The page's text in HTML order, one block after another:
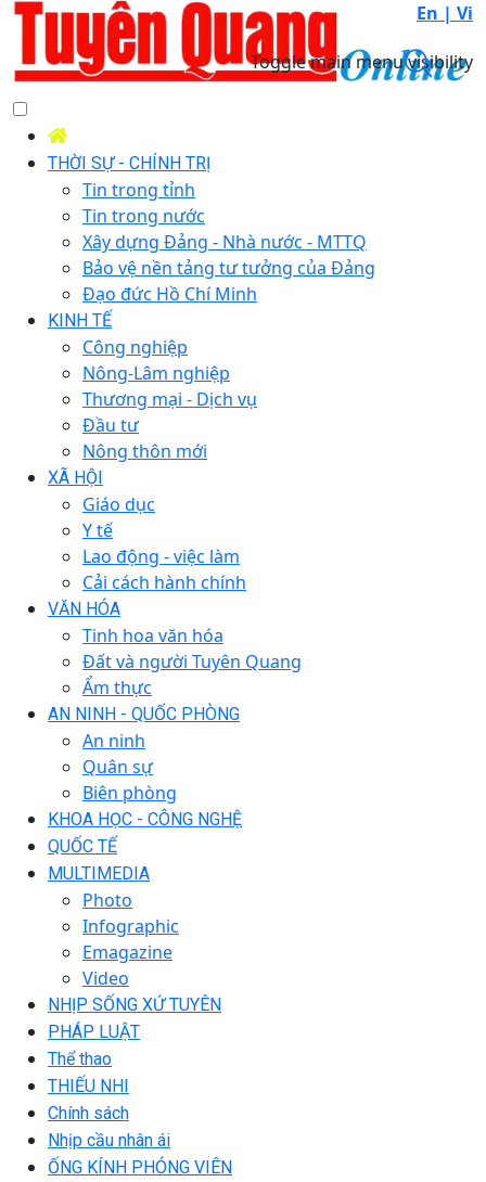
En | Vi
Toggle main menu visibility
THỜI SỰ - CHÍNH TRỊ
Tin trong tỉnh
Tin trong nước
Xây dựng Đảng - Nhà nước - MTTQ
Bảo vệ nền tảng tư tưởng của Đảng
Đạo đức Hồ Chí Minh
KINH TẾ
Công nghiệp
Nông-Lâm nghiệp
Thương mại - Dịch vụ
Đầu tư
Nông thôn mới
XÃ HỘI
Giáo dục
Y tế
Lao động - việc làm
Cải cách hành chính
VĂN HÓA
Tinh hoa văn hóa
Đất và người Tuyên Quang
Ẩm thực
AN NINH - QUỐC PHÒNG
An ninh
Quân sự
Biên phòng
KHOA HỌC - CÔNG NGHỆ
QUỐC TẾ
MULTIMEDIA
Photo
Infographic
Emagazine
Video
NHỊP SỐNG XỨ TUYÊN
PHÁP LUẬT
Thể thao
THIẾU NHI
Chính sách
Nhịp cầu nhân ái
ỐNG KÍNH PHÓNG VIÊN